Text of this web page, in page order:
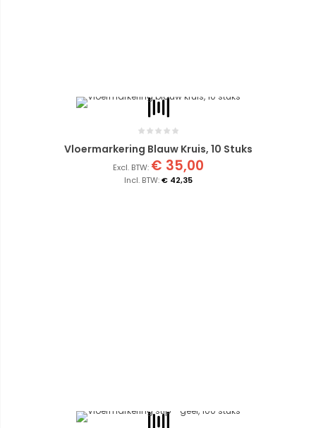
Vloermarkering Blauw Kruis, 10 Stuks
€ 42,35
€ 35,00